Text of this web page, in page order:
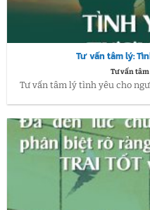
Tư vấn tâm lý:
Tư vấn
Tư vấn tâm lý tình yêu cho